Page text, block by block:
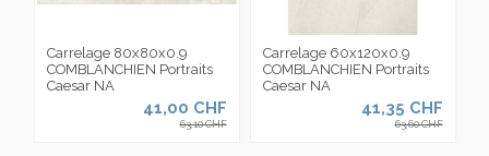
Carrelage 80x80x0.9
COMBLANCHIEN Portraits
Caesar NA
41,00 CHF
63,10 CHF
Carrelage 60x120x0.9
COMBLANCHIEN Portraits
Caesar NA
41,35 CHF
63,60 CHF